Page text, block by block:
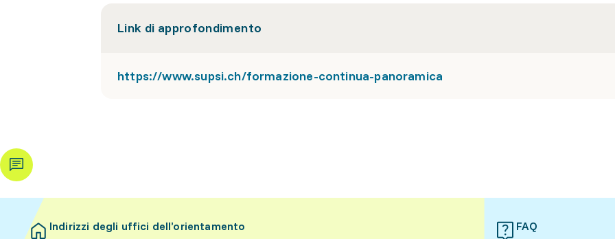
Link di approfondimento
https://www.supsi.ch/formazione-continua-panoramica
Indirizzi degli uffici dell’orientamento FAQ